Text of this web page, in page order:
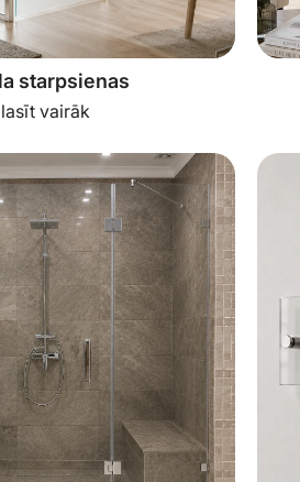
starpsienas
lasīt vairāk